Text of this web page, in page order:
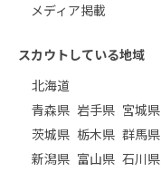
メディア掲載
スカウトしている地域
北海道
青森県 岩手県 宮城県
茨城県 栃木県 群馬県
新潟県 富山県 石川県